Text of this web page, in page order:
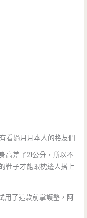
有看過月月本人的格友們
高差了21公分，所以不
鞋子才能跟枕邊人搭上
用了這款前掌護墊，阿